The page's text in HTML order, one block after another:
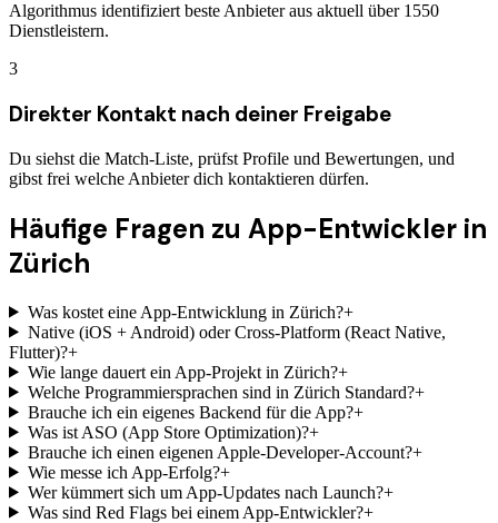
Algorithmus identifiziert beste Anbieter aus aktuell über 1550
Dienstleistern.
3
Direkter Kontakt nach deiner Freigabe
Du siehst die Match-Liste, prüfst Profile und Bewertungen, und
gibst frei welche Anbieter dich kontaktieren dürfen.
Häufige Fragen zu App-Entwickler in
Zürich
Was kostet eine App-Entwicklung in Zürich?+
Native (iOS + Android) oder Cross-Platform (React Native,
Flutter)?+
Wie lange dauert ein App-Projekt in Zürich?+
Welche Programmiersprachen sind in Zürich Standard?+
Brauche ich ein eigenes Backend für die App?+
Was ist ASO (App Store Optimization)?+
Brauche ich einen eigenen Apple-Developer-Account?+
Wie messe ich App-Erfolg?+
Wer kümmert sich um App-Updates nach Launch?+
Was sind Red Flags bei einem App-Entwickler?+